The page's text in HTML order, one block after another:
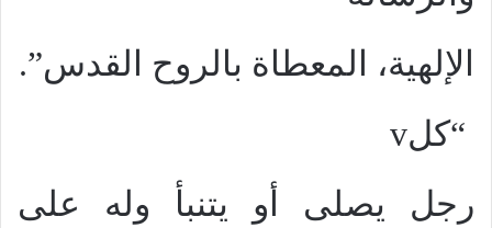
الإلهية، المعطاة بالروح القدس”.
v“كل
رجل يصلى أو يتنبأ وله على